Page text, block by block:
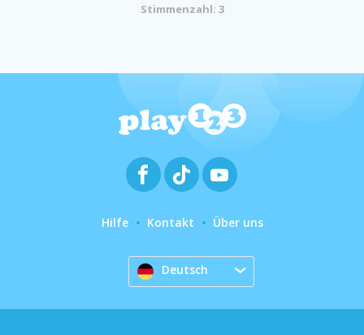
Stimmenzahl: 3
Hilfe Kontakt Über uns
Deutsch